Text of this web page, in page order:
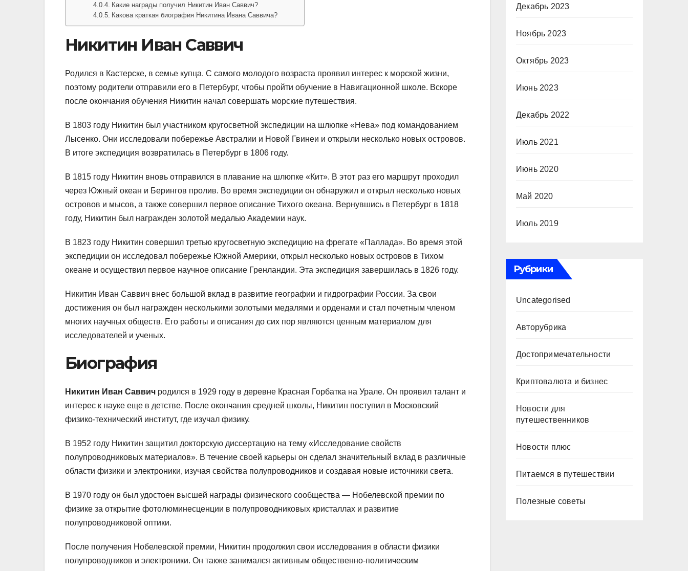
Какие награды получил Никитин Иван Саввич?
Какова краткая биография Никитина Ивана Саввича?
Никитин Иван Саввич
Родился в Кастерске, в семье купца. С самого молодого возраста проявил интерес к морской жизни,
поэтому родители отправили его в Петербург, чтобы пройти обучение в Навигационной школе. Вскоре
после окончания обучения Никитин начал совершать морские путешествия.
В 1803 году Никитин был участником кругосветной экспедиции на шлюпке «Нева» под командованием
Лысенко. Они исследовали побережье Австралии и Новой Гвинеи и открыли несколько новых островов.
В итоге экспедиция возвратилась в Петербург в 1806 году.
В 1815 году Никитин вновь отправился в плавание на шлюпке «Кит». В этот раз его маршрут проходил
через Южный океан и Берингов пролив. Во время экспедиции он обнаружил и открыл несколько новых
островов и мысов, а также совершил первое описание Тихого океана. Вернувшись в Петербург в 1818
году, Никитин был награжден золотой медалью Академии наук.
В 1823 году Никитин совершил третью кругосветную экспедицию на фрегате «Паллада». Во время этой
экспедиции он исследовал побережье Южной Америки, открыл несколько новых островов в Тихом
океане и осуществил первое научное описание Гренландии. Эта экспедиция завершилась в 1826 году.
Никитин Иван Саввич внес большой вклад в развитие географии и гидрографии России. За свои
достижения он был награжден несколькими золотыми медалями и орденами и стал почетным членом
многих научных обществ. Его работы и описания до сих пор являются ценным материалом для
исследователей и ученых.
Биография
Никитин Иван Саввич родился в 1929 году в деревне Красная Горбатка на Урале. Он проявил талант и
интерес к науке еще в детстве. После окончания средней школы, Никитин поступил в Московский
физико-технический институт, где изучал физику.
В 1952 году Никитин защитил докторскую диссертацию на тему «Исследование свойств
полупроводниковых материалов». В течение своей карьеры он сделал значительный вклад в различные
области физики и электроники, изучая свойства полупроводников и создавая новые источники света.
В 1970 году он был удостоен высшей награды физического сообщества — Нобелевской премии по
физике за открытие фотолюминесценции в полупроводниковых кристаллах и развитие
полупроводниковой оптики.
После получения Нобелевской премии, Никитин продолжил свои исследования в области физики
полупроводников и электроники. Он также занимался активным общественно-политическим
Декабрь 2023
Ноябрь 2023
Октябрь 2023
Июнь 2023
Декабрь 2022
Июль 2021
Июнь 2020
Май 2020
Июль 2019
Рубрики
Uncategorised
Авторубрика
Достопримечательности
Криптовалюта и бизнес
Новости для
путешественников
Новости плюс
Питаемся в путешествии
Полезные советы